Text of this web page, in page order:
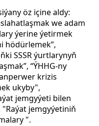
öz içine aldy:
we adam
ýerine ýetirmek
hödürlemek”,
SSSR ýurtlarynyň
“ÝHHG-ny
krizis
ukyby",
jemgyýeti bilen
jemgyýetiniň
".